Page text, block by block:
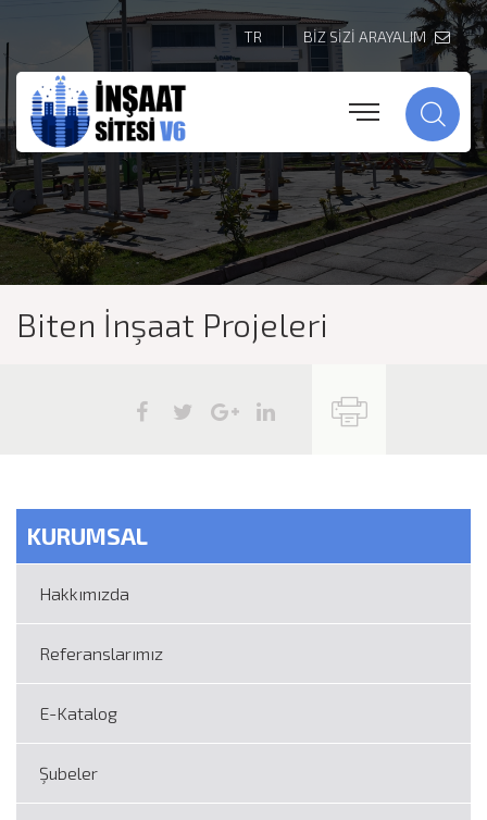
TR BİZ SİZİ ARAYALIM
Biten İnşaat Projeleri
KURUMSAL
Hakkımızda
Referanslarımız
E-Katalog
Şubeler